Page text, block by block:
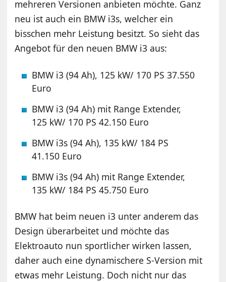
mehreren Versionen anbieten möchte. Ganz
neu ist auch ein BMW i3s, welcher ein
bisschen mehr Leistung besitzt. So sieht das
Angebot für den neuen BMW i3 aus:
BMW i3 (94 Ah), 125 kW/ 170 PS 37.550
Euro
BMW i3 (94 Ah) mit Range Extender,
125 kW/ 170 PS 42.150 Euro
BMW i3s (94 Ah), 135 kW/ 184 PS
41.150 Euro
BMW i3s (94 Ah) mit Range Extender,
135 kW/ 184 PS 45.750 Euro
BMW hat beim neuen i3 unter anderem das
Design überarbeitet und möchte das
Elektroauto nun sportlicher wirken lassen,
daher auch eine dynamischere S-Version mit
etwas mehr Leistung. Doch nicht nur das